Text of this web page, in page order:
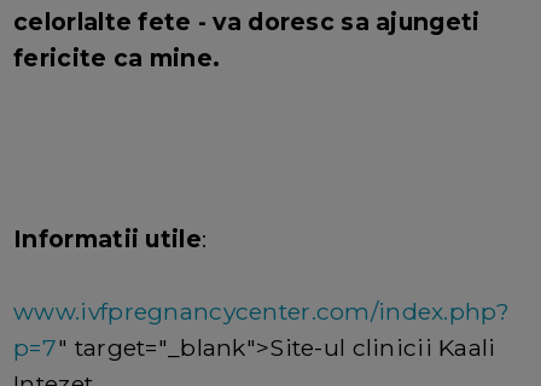
celorlalte fete - va doresc sa ajungeti
fericite ca mine.
Informatii utile:
www.ivfpregnancycenter.com/index.php?
p=7" target="_blank">Site-ul clinicii Kaali